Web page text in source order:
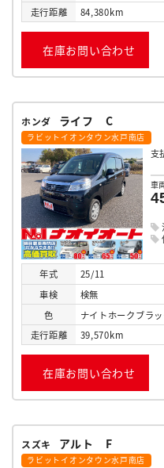
走行距離 84,380km
在庫お問い合わせ
ホンダ ライフ C
ラビットイオンタウン水戸南店
支
車
年式
25/11
車検
検無
色
ナイトホークブラ
走行距離 39,570km
在庫お問い合わせ
スズキ アルト F
ラビットイオンタウン水戸南店